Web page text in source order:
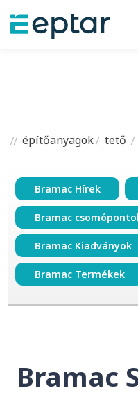
építőanyagok tető
Bramac Hírek
Bramac
Bramac Kiadványok
Bramac Termékek
Bramac